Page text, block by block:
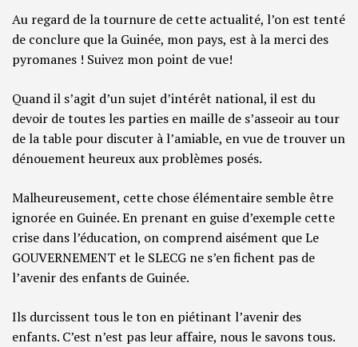
Au regard de la tournure de cette actualité, l’on est tenté
de conclure que la Guinée, mon pays, est à la merci des
pyromanes ! Suivez mon point de vue!
Quand il s’agit d’un sujet d’intérêt national, il est du
devoir de toutes les parties en maille de s’asseoir au tour
de la table pour discuter à l’amiable, en vue de trouver un
dénouement heureux aux problèmes posés.
Malheureusement, cette chose élémentaire semble être
ignorée en Guinée. En prenant en guise d’exemple cette
crise dans l’éducation, on comprend aisément que Le
GOUVERNEMENT et le SLECG ne s’en fichent pas de
l’avenir des enfants de Guinée.
Ils durcissent tous le ton en piétinant l’avenir des
enfants. C’est n’est pas leur affaire, nous le savons tous.